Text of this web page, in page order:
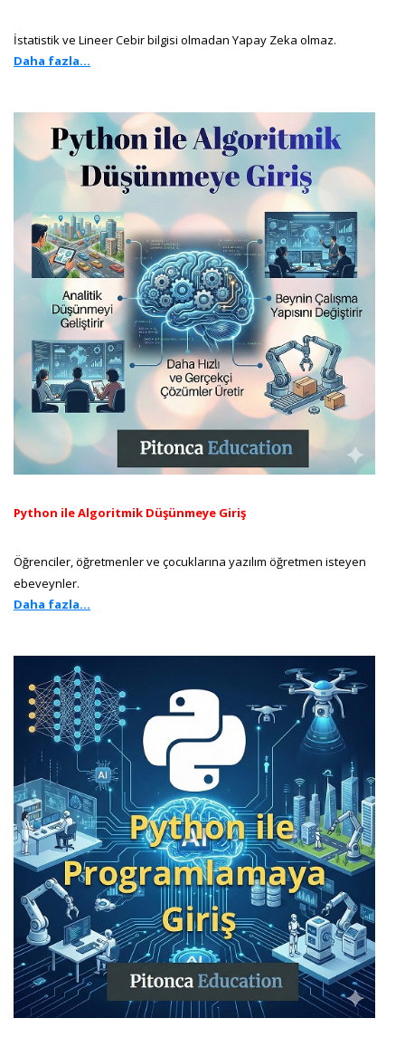
İstatistik ve Lineer Cebir bilgisi olmadan Yapay Zeka olmaz.
Daha fazla...
Python ile Algoritmik Düşünmeye Giriş
Öğrenciler, öğretmenler ve çocuklarına yazılım öğretmen isteyen
ebeveynler.
Daha fazla...